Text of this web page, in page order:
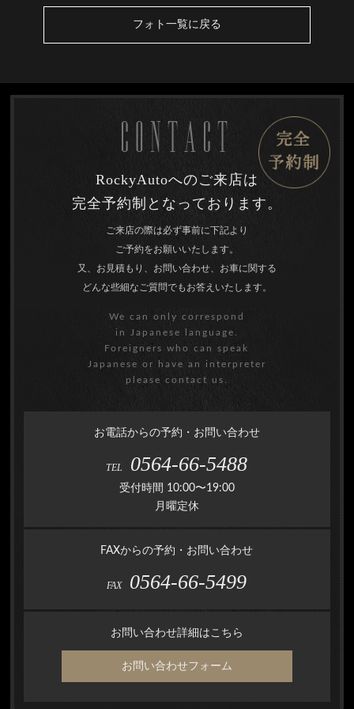
フォト一覧に戻る
CONTACT
RockyAutoへのご来店は
完全予約制となっております。
ご来店の際は必ず事前に下記より
ご予約をお願いいたします。
又、お見積もり、お問い合わせ、お車に関する
どんな些細なご質問でもお答えいたします。
We can only correspond
in Japanese language.
Foreigners who can speak
Japanese or have an interpreter
please contact us.
お電話からの予約・お問い合わせ
TEL 0564-66-5488
受付時間 10:00〜19:00
月曜定休
FAXからの予約・お問い合わせ
FAX 0564-66-5499
お問い合わせ詳細はこちら
お問い合わせフォーム